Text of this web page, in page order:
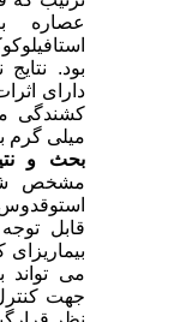
عصاره
بود.
دارای
میلی گرم
بحث و
مشخص شد
استوقدوس
قابل توجه
بیماریزای
می تواند
جهت